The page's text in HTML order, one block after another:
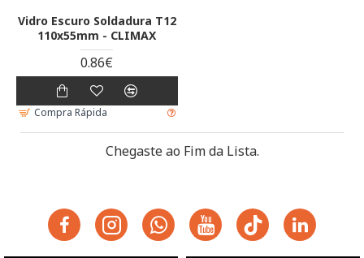
Vidro Escuro Soldadura T12
110x55mm - CLIMAX
0.86€
Compra Rápida
Chegaste ao Fim da Lista.